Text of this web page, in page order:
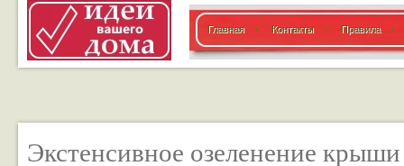
Главная Контакты Правила
Экстенсивное озеленение крыши